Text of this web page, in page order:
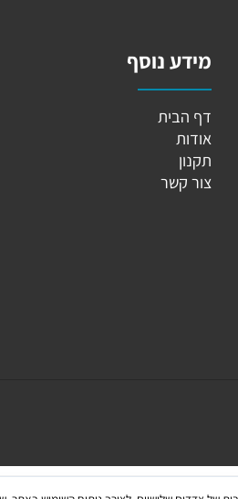
מידע נוסף
דף הבית
אודות